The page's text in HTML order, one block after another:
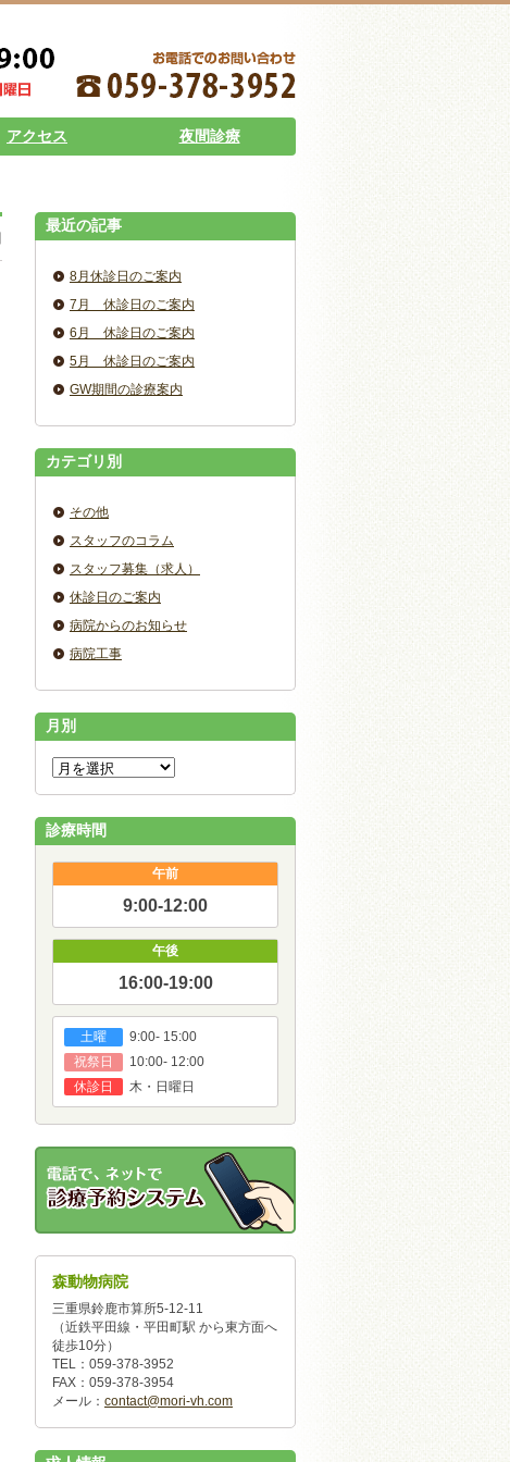
アクセス 夜間診療
最近の記事
8月休診日のご案内
7月 休診日のご案内
6月 休診日のご案内
5月 休診日のご案内
GW期間の診療案内
カテゴリ別
その他
スタッフのコラム
スタッフ募集（求人）
休診日のご案内
病院からのお知らせ
病院工事
月別
診療時間
午前
9:00-12:00
午後
16:00-19:00
土曜
9:00- 15:00
祝祭日
10:00- 12:00
休診日
木・日曜日
森動物病院
三重県鈴鹿市算所5-12-11
（近鉄平田線・平田町駅 から東方面へ
徒歩10分）
TEL：059-378-3952
FAX：059-378-3954
メール： contact@mori-vh.com